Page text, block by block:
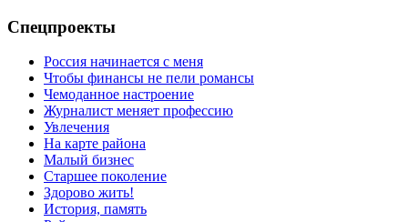
Спецпроекты
Россия начинается с меня
Чтобы финансы не пели романсы
Чемоданное настроение
Журналист меняет профессию
Увлечения
На карте района
Малый бизнес
Старшее поколение
Здорово жить!
История, память